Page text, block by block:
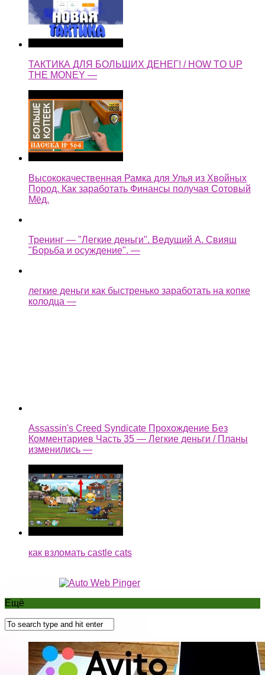
Высококачественная Рамка для Улья из Хвойных
Пород. Как заработать Финансы получая Сотовый
Мёд.
Тренинг — "Легкие деньги". Ведущий А. Свияш
"Борьба и осуждение". —
легкие деньги как быстренько заработать на копке
Assassin's Creed Syndicate Прохождение Без
Покупка Meizu M2 Note за 1.2К на Авито. Как
выгодно купить и продать телефон